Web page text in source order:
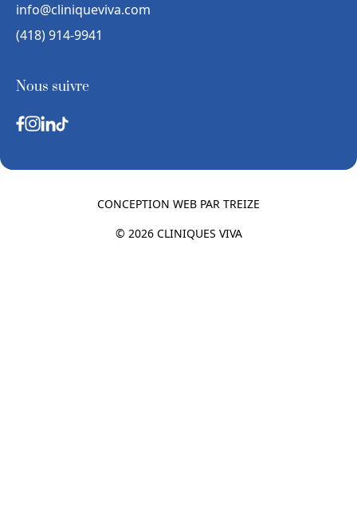
info@cliniqueviva.com
(418) 914-9941
Nous suivre
CONCEPTION WEB PAR TREIZE
© 2026 CLINIQUES VIVA